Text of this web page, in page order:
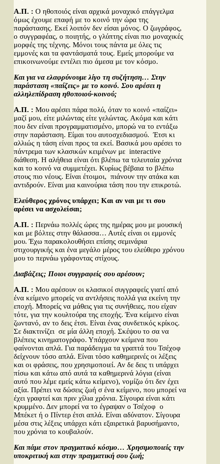
Α.Π. : Ο ηθοποιός είναι αρχικά μοναχικό επάγγελμα
όμως έχουμε επαφή με το κοινό την ώρα της
παράστασης. Εκεί λοιπόν δεν είσαι μόνος. Ο ζωγράφος,
ο συγγραφέας, ο ποιητής, ο γλύπτης είναι πιο μοναχικές
μορφές της τέχνης. Μόνοι τους πάντα με όλες τις
εμμονές και τα φαντάσματά τους. Εμείς μπορούμε να
επικοινωνούμε εντέλει πιο άμεσα με τον κόσμο.
Και για να ελαφρύνουμε λίγο τη συζήτηση… Στην
παράσταση «παίζεις» με το κοινό. Σου αρέσει η
αλληλεπίδραση ηθοποιού-κοινού;
Α.Π. : Μου αρέσει πάρα πολύ, όταν το κοινό «παίζει»
μαζί μου, είτε μιλώντας είτε γελώντας. Ακόμα και κάτι
που δεν είναι προγραμματισμένο, μπορώ να το εντάξω
στην παράσταση. Είμαι του αυτοσχεδιασμού. Έτσι κι
αλλιώς η τάση είναι προς τα εκεί. Βασικά μου αρέσει το
πάντρεμα των κλασικών κειμένων με interactive
διάθεση. Η αλήθεια είναι ότι βλέπω τα τελευταία χρόνια
και το κοινό να συμμετέχει. Κυρίως βέβαια το βλέπω
στους πιο νέους. Είναι έτοιμοι, πιάνουν την ατάκα και
αντιδρούν. Είναι μια καινούρια τάση που την επικροτώ.
Ελεύθερος χρόνος υπάρχει; Και αν ναι με τι σου
αρέσει να ασχολείσαι;
Α.Π. : Περνάω πολλές ώρες της ημέρας μου με μουσική
και με βόλτες στην θάλασσα… Αυτές είναι οι εμμονές
μου. Έχω παρακολουθήσει επίσης σεμινάρια
στιχουργικής και ένα μεγάλο μέρος του ελεύθερο χρόνου
μου το περνάω γράφοντας στίχους.
Διαβάζεις; Ποιοι συγγραφείς σου αρέσουν;
Α.Π. : Μου αρέσουν οι κλασικοί συγγραφείς γιατί από
ένα κείμενο μπορείς να αντλήσεις πολλά για εκείνη την
εποχή. Μπορείς να μάθεις για τις συνήθειες, που είχαν
τότε, για την κουλτούρα της εποχής. Ένα κείμενο είναι
ζωντανό, αν το δεις έτσι. Είναι ένας συνδετικός κρίκος.
Σε διακτινίζει σε μία άλλη εποχή. Σκέψου το σα να
βλέπεις κινηματογράφο. Υπάρχουν κείμενα που
φαίνονται απλά. Για παράδειγμα τα γραπτά του Τσέχοφ
δείχνουν τόσο απλά. Είναι τόσο καθημερινές οι λέξεις
και οι φράσεις, που χρησιμοποιεί. Αν δε δεις τι υπάρχει
πίσω και κάτω από αυτά τα καθημερινά λόγια (είναι
αυτό που λέμε εμείς κάτω κείμενο), νομίζω ότι δεν έχει
αξία. Πρέπει να δώσεις ζωή σ ένα κείμενο, που μπορεί να
έχει γραφτεί και πριν χίλια χρόνια. Σίγουρα είναι κάτι
κρυμμένο. Δεν μπορεί να το έγραψαν ο Τσέχοφ ο
Μπέκετ ή ο Πίντερ έτσι απλά. Είναι αδύνατον. Σίγουρα
μέσα στις λέξεις υπάρχει κάτι εξαιρετικά βαρυσήμαντο,
που χρόνια το κουβαλούν.
Και πάμε στον πραγματικό κόσμο… Χρησιμοποιείς την
υποκριτική και στην πραγματική σου ζωή;